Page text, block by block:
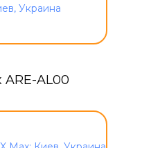
ARE-AL00